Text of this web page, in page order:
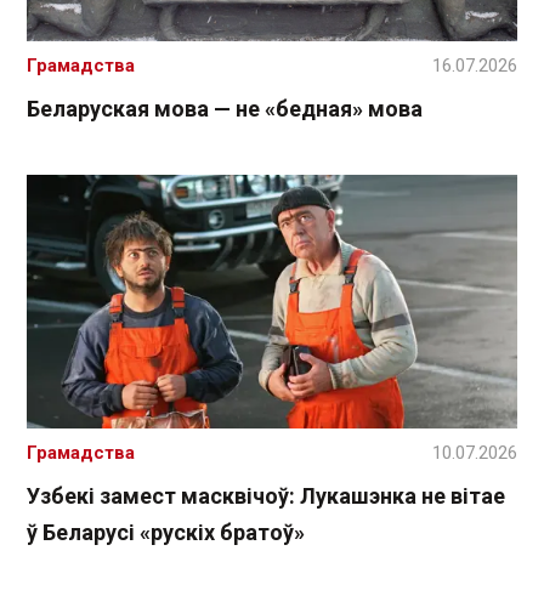
Беларуская мова — не «бедная» мова
Грамадства 16.07.2026
Узбекі замест масквічоў: Лукашэнка не вітае
ў Беларусі «рускіх братоў»
Грамадства 10.07.2026